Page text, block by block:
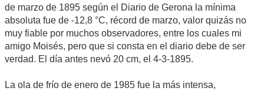
de marzo de 1895 según el Diario de Gerona la mínima
absoluta fue de -12,8 °C, récord de marzo, valor quizás no
muy fiable por muchos observadores, entre los cuales mi
amigo Moisés, pero que si consta en el diario debe de ser
verdad. El día antes nevó 20 cm, el 4-3-1895.
La ola de frío de enero de 1985 fue la más intensa,